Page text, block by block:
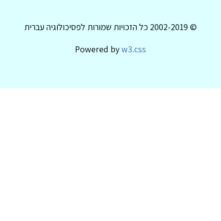
© 2002-2019 כל הזכויות שמורות לפסיכולוגיה עברית
Powered byw3.css